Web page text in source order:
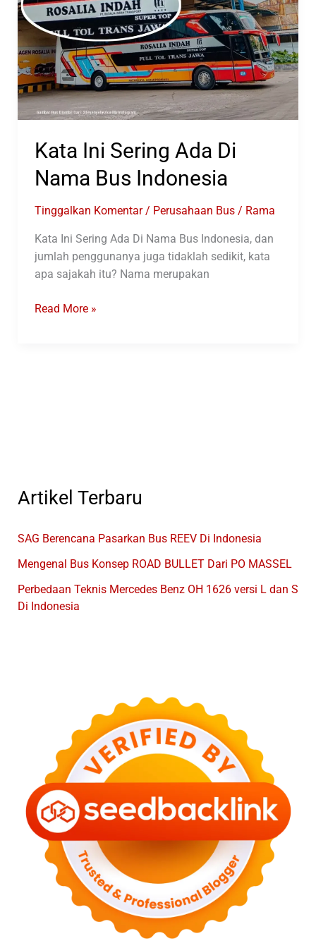
Kata Ini Sering Ada Di
Nama Bus Indonesia
Tinggalkan Komentar / Perusahaan Bus/ Rama
Kata Ini Sering Ada Di Nama Bus Indonesia, dan
jumlah penggunanya juga tidaklah sedikit, kata
apa sajakah itu? Nama merupakan
Kata
Read More »
Artikel Terbaru
SAG Berencana Pasarkan Bus REEV Di Indonesia
Mengenal Bus Konsep ROAD BULLET Dari PO MASSEL
Perbedaan Teknis Mercedes Benz OH 1626 versi L dan S
Di Indonesia